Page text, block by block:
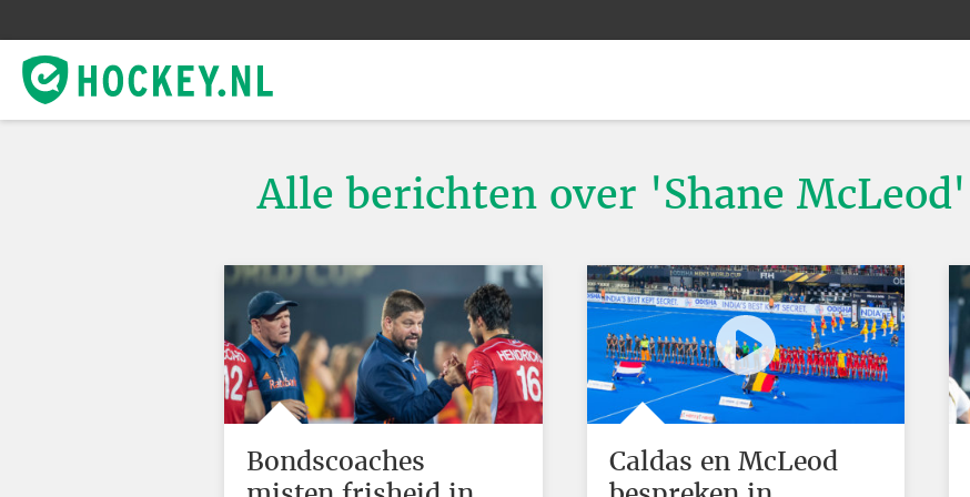
Alle berichten over 'Shane McLeod'
Bondscoaches
Caldas en McLeod